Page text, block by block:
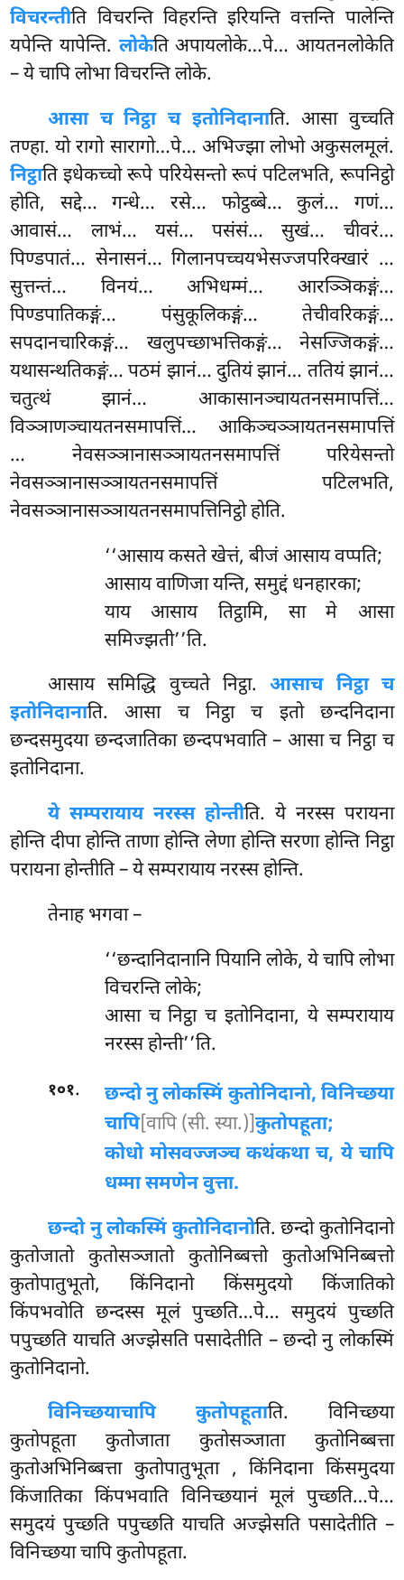
विचरन्तीति विचरन्ति विहरन्ति इरियन्ति वत्तन्ति पालेन्ति
यपेन्ति यापेन्ति. लोकेति अपायलोके…पे… आयतनलोकेति
– ये चापि लोभा विचरन्ति लोके.
आसा च निट्ठा च इतोनिदानाति. आसा वुच्चति
तण्हा. यो रागो सारागो…पे… अभिज्झा लोभो अकुसलमूलं.
निट्ठाति इधेकच्चो रूपे परियेसन्तो रूपं पटिलभति, रूपनिट्ठो
होति, सद्दे… गन्धे… रसे… फोट्ठब्बे… कुलं… गणं…
आवासं… लाभं… यसं… पसंसं… सुखं… चीवरं…
पिण्डपातं… सेनासनं… गिलानपच्चयभेसज्जपरिक्खारं …
सुत्तन्तं… विनयं… अभिधम्मं… आरञ्ञिकङ्गं…
पिण्डपातिकङ्गं… पंसुकूलिकङ्गं… तेचीवरिकङ्गं…
सपदानचारिकङ्गं… खलुपच्छाभत्तिकङ्गं… नेसज्जिकङ्गं…
यथासन्थतिकङ्गं… पठमं झानं… दुतियं झानं… ततियं झानं…
चतुत्थं झानं… आकासानञ्चायतनसमापत्तिं…
विञ्ञाणञ्चायतनसमापत्तिं… आकिञ्चञ्ञायतनसमापत्तिं
… नेवसञ्ञानासञ्ञायतनसमापत्तिं परियेसन्तो
नेवसञ्ञानासञ्ञायतनसमापत्तिं पटिलभति,
नेवसञ्ञानासञ्ञायतनसमापत्तिनिट्ठो होति.
‘‘आसायकसते खेत्तं, बीजं आसाय वप्पति;
आसाय वाणिजा यन्ति, समुद्दं धनहारका;
याय आसाय तिट्ठामि, सा मे आसा
समिज्झती’’ति.
आसाय समिद्धि वुच्चते निट्ठा.आसाच निट्ठा च
इतोनिदानाति. आसा च निट्ठा च इतो छन्दनिदाना
छन्दसमुदया छन्दजातिका छन्दपभवाति – आसा च निट्ठा च
इतोनिदाना.
ये सम्परायाय नरस्स होन्तीति. ये नरस्स परायना
होन्ति दीपा होन्ति ताणा होन्ति लेणा होन्ति सरणा होन्ति निट्ठा
परायना होन्तीति – ये सम्परायाय नरस्स होन्ति.
तेनाह भगवा –
‘‘छन्दानिदानानि पियानि लोके, ये चापि लोभा
विचरन्ति लोके;
आसा च निट्ठा च इतोनिदाना, ये सम्परायाय
नरस्स होन्ती’’ति.
१०१.
छन्दो नु लोकस्मिं कुतोनिदानो, विनिच्छया
चापि[वापि (सी. स्या.)]कुतोपहूता;
कोधो मोसवज्जञ्च कथंकथा च, ये चापि
धम्मा समणेन वुत्ता.
छन्दो नु लोकस्मिं कुतोनिदानोति. छन्दो कुतोनिदानो
कुतोजातोकुतोसञ्जातो कुतोनिब्बत्तो कुतोअभिनिब्बत्तो
कुतोपातुभूतो, किंनिदानो किंसमुदयो किंजातिको
किंपभवोति छन्दस्स मूलं पुच्छति…पे… समुदयं पुच्छति
पपुच्छति याचति अज्झेसति पसादेतीति – छन्दो नु लोकस्मिं
कुतोनिदानो.
विनिच्छयाचापि कुतोपहूताति. विनिच्छया
कुतोपहूता कुतोजाता कुतोसञ्जाता कुतोनिब्बत्ता
कुतोअभिनिब्बत्ता कुतोपातुभूता , किंनिदाना किंसमुदया
किंजातिका किंपभवाति विनिच्छयानं मूलं पुच्छति…पे…
समुदयं पुच्छति पपुच्छति याचति अज्झेसति पसादेतीति –
विनिच्छया चापि कुतोपहूता.